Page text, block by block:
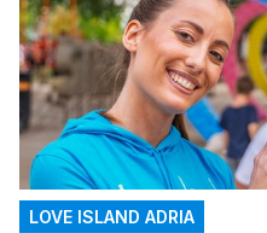
LOVE ISLAND ADRIA